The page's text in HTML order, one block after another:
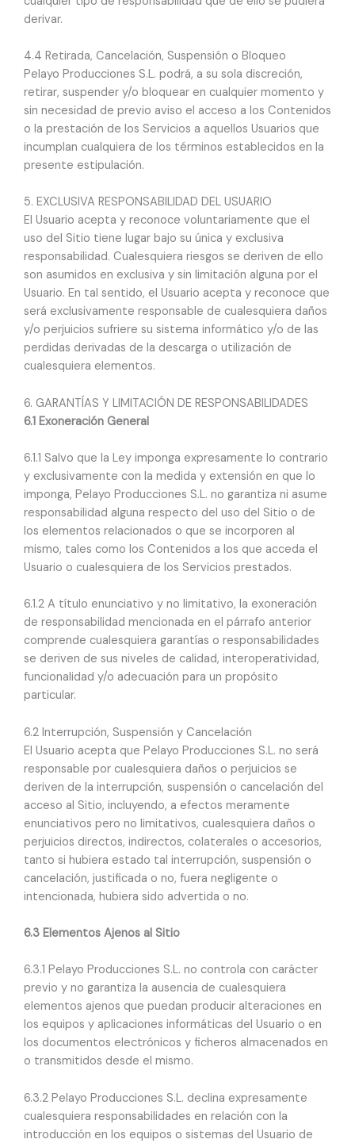
derivar.
4.4 Retirada, Cancelación, Suspensión o Bloqueo
Pelayo Producciones S.L. podrá, a su sola discreción,
retirar, suspender y/o bloquear en cualquier momento y
sin necesidad de previo aviso el acceso a los Contenidos
o la prestación de los Servicios a aquellos Usuarios que
incumplan cualquiera de los términos establecidos en la
presente estipulación.
5. EXCLUSIVA RESPONSABILIDAD DEL USUARIO
El Usuario acepta y reconoce voluntariamente que el
uso del Sitio tiene lugar bajo su única y exclusiva
responsabilidad. Cualesquiera riesgos se deriven de ello
son asumidos en exclusiva y sin limitación alguna por el
Usuario. En tal sentido, el Usuario acepta y reconoce que
será exclusivamente responsable de cualesquiera daños
y/o perjuicios sufriere su sistema informático y/o de las
perdidas derivadas de la descarga o utilización de
cualesquiera elementos.
6. GARANTÍAS Y LIMITACIÓN DE RESPONSABILIDADES
6.1 Exoneración General
6.1.1 Salvo que la Ley imponga expresamente lo contrario
y exclusivamente con la medida y extensión en que lo
imponga, Pelayo Producciones S.L. no garantiza ni asume
responsabilidad alguna respecto del uso del Sitio o de
los elementos relacionados o que se incorporen al
mismo, tales como los Contenidos a los que acceda el
Usuario o cualesquiera de los Servicios prestados.
6.1.2 A título enunciativo y no limitativo, la exoneración
de responsabilidad mencionada en el párrafo anterior
comprende cualesquiera garantías o responsabilidades
se deriven de sus niveles de calidad, interoperatividad,
funcionalidad y/o adecuación para un propósito
particular.
6.2 Interrupción, Suspensión y Cancelación
El Usuario acepta que Pelayo Producciones S.L. no será
responsable por cualesquiera daños o perjuicios se
deriven de la interrupción, suspensión o cancelación del
acceso al Sitio, incluyendo, a efectos meramente
enunciativos pero no limitativos, cualesquiera daños o
perjuicios directos, indirectos, colaterales o accesorios,
tanto si hubiera estado tal interrupción, suspensión o
cancelación, justificada o no, fuera negligente o
intencionada, hubiera sido advertida o no.
6.3 Elementos Ajenos al Sitio
6.3.1 Pelayo Producciones S.L. no controla con carácter
previo y no garantiza la ausencia de cualesquiera
elementos ajenos que puedan producir alteraciones en
los equipos y aplicaciones informáticas del Usuario o en
los documentos electrónicos y ficheros almacenados en
o transmitidos desde el mismo.
6.3.2 Pelayo Producciones S.L. declina expresamente
cualesquiera responsabilidades en relación con la
introducción en los equipos o sistemas del Usuario de